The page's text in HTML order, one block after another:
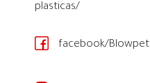
plasticas/
facebook/Blowpet